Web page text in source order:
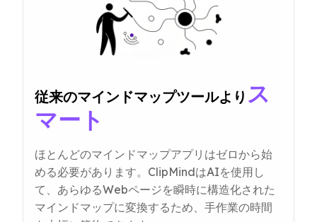
従来のマインドマップツールより ス
マート
ほとんどのマインドマップアプリはゼロから始
める必要があります。ClipMindはAIを使用し
て、あらゆるWebページを瞬時に構造化された
マインドマップに変換するため、手作業の時間